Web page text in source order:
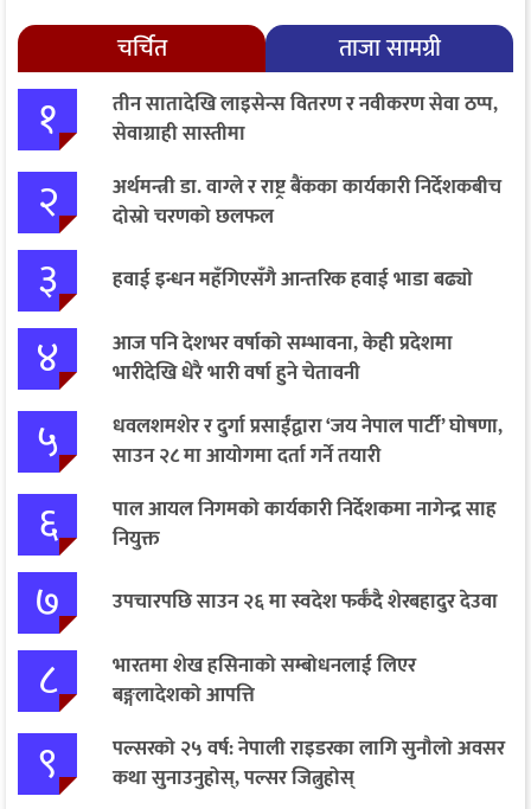
चर्चित ताजा सामग्री
१
तीन सातादेखि लाइसेन्स वितरण र नवीकरण सेवा ठप्प,
सेवाग्राही सास्तीमा
२
अर्थमन्त्री डा. वाग्ले र राष्ट्र बैंकका कार्यकारी निर्देशकबीच
दोस्रो चरणको छलफल
३ हवाई इन्धन महँगिएसँगै आन्तरिक हवाई भाडा बढ्यो
४
आज पनि देशभर वर्षाको सम्भावना, केही प्रदेशमा
भारीदेखि धेरै भारी वर्षा हुने चेतावनी
५
धवलशमशेर र दुर्गा प्रसाईंद्वारा ‘जय नेपाल पार्टी’ घोषणा,
साउन २८ मा आयोगमा दर्ता गर्ने तयारी
६
पाल आयल निगमको कार्यकारी निर्देशकमा नागेन्द्र साह
नियुक्त
७ उपचारपछि साउन २६ मा स्वदेश फर्कँदै शेरबहादुर देउवा
८
भारतमा शेख हसिनाको सम्बोधनलाई लिएर
बङ्गलादेशको आपत्ति
९
पल्सरको २५ वर्ष: नेपाली राइडरका लागि सुनौलो अवसर
कथा सुनाउनुहोस्, पल्सर जित्नुहोस्